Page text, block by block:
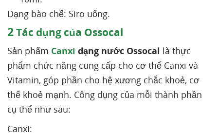
Dạng bào chế: Siro uống.
2Tác dụng của Ossocal
Sản phẩm Canxi dạng nước Ossocal là thực
phẩm chức năng cung cấp cho cơ thể Canxi và
Vitamin, góp phần cho hệ xương chắc khoẻ, cơ
thể khoẻ mạnh. Công dụng của mỗi thành phần
cụ thể như sau:
Canxi: